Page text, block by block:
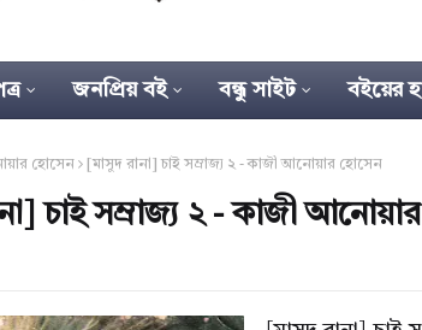
জনপ্রিয় বই বন্ধু সাইট বইয়ের
হোসেন [মাসুদ রানা] চাই সম্রাজ্য ২ - কাজী আনোয়ার হোসেন
চাই সম্রাজ্য ২ - কাজী